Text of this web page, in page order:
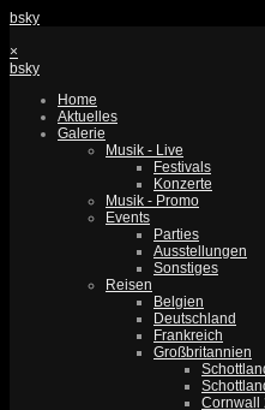
bsky
×
bsky
Home
Aktuelles
Galerie
Musik - Live
Festivals
Konzerte
Musik - Promo
Events
Parties
Ausstellungen
Sonstiges
Reisen
Belgien
Deutschland
Frankreich
Großbritannien
Cornwall